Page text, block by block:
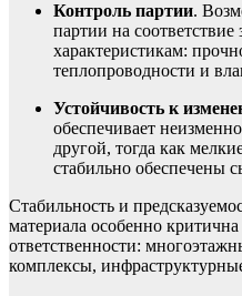
Контроль партии.
партии на
характеристикам:
теплопроводности и
Устойчивость к
обеспечивает
другой, тогда как
стабильно обеспечены
Стабильность и
материала особенно
ответственности:
комплексы,